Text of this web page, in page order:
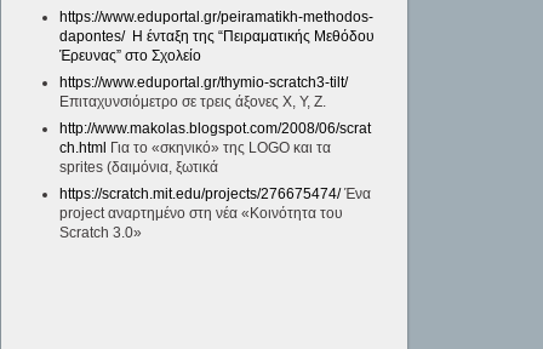
https://www.eduportal.gr/peiramatikh-methodos-
dapontes/ H ένταξη της “Πειραματικής Μεθόδου
Έρευνας” στο Σχολείο
https://www.eduportal.gr/thymio-scratch3-tilt/
Επιταχυνσιόμετρο σε τρεις άξονες X, Y, Z.
http://www.makolas.blogspot.com/2008/06/scrat
ch.html Για το «σκηνικό» της LOGO και τα
sprites (δαιμόνια, ξωτικά
https://scratch.mit.edu/projects/276675474/Ένα
project αναρτημένο στη νέα «Κοινότητα του
Scratch 3.0»